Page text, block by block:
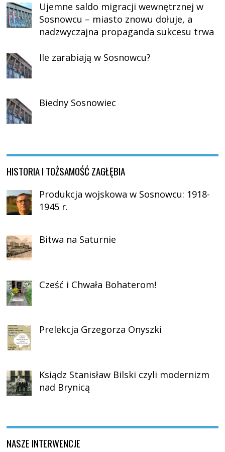
Ujemne saldo migracji wewnętrznej w
Sosnowcu – miasto znowu dołuje, a
nadzwyczajna propaganda sukcesu trwa
Ile zarabiają w Sosnowcu?
Biedny Sosnowiec
HISTORIA I TOŻSAMOŚĆ ZAGŁĘBIA
Produkcja wojskowa w Sosnowcu: 1918-
1945 r.
Bitwa na Saturnie
Cześć i Chwała Bohaterom!
Prelekcja Grzegorza Onyszki
Ksiądz Stanisław Bilski czyli modernizm
nad Brynicą
NASZE INTERWENCJE